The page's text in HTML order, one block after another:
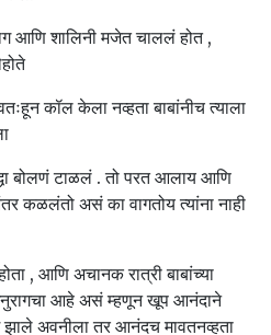
आणि शालिनी मजेत चाललं होत ,
कॉल केला नव्हता बाबांनीच त्याला
बोलणं टाळलं . तो परत आलाय आणि
कळलंतो असं का वागतोय त्यांना नाही
, आणि अचानक रात्री बाबांच्या
आहे असं म्हणून खूप आनंदाने
अवनीला तर आनंदच मावतनव्हता